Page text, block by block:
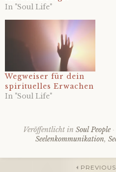
In "Soul Life"
Wegweiser für dein
spirituelles Erwachen
In "Soul Life"
Veröffentlicht in Soul People
Seelenkommunikation,